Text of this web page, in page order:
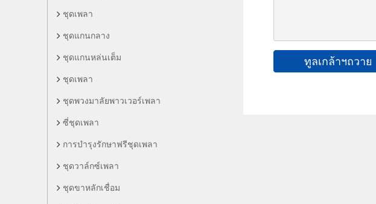
ชุดเพลา
ชุดแกนกลาง
ชุดแกนหล่นเต็ม
ชุดเพลา
ชุดพวงมาลัยพาวเวอร์เพลา
ซี่ชุดเพลา
การบำรุงรักษาฟรีชุดเพลา
ชุดวาล์กซ์เพลา
ชุดขาหลักเชื่อม
ทูลเกล้าฯถวาย